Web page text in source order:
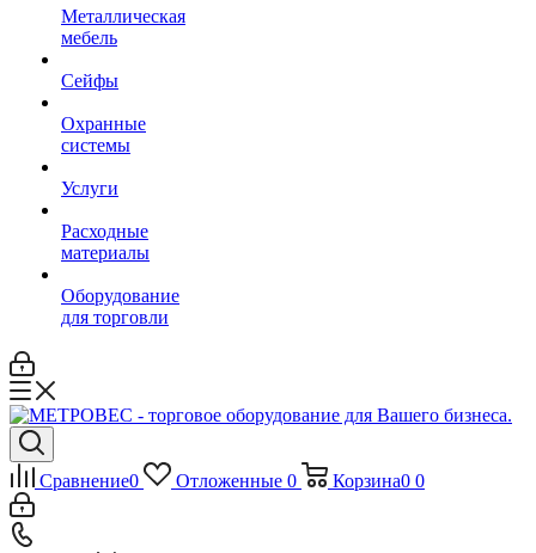
Металлическая
мебель
Сейфы
Охранные
системы
Услуги
Расходные
материалы
Оборудование
для торговли
Сравнение0 Отложенные 0 Корзина0 0